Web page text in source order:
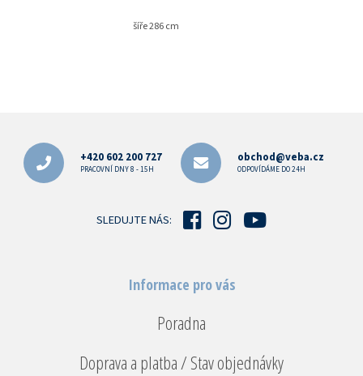
šíře 286 cm
+420 602 200 727
PRACOVNÍ DNY 8 - 15H
obchod@veba.cz
ODPOVÍDÁME DO 24H
SLEDUJTE NÁS:
Informace pro vás
Poradna
Doprava a platba / Stav objednávky